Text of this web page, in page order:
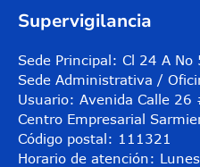
Supervigilancia
Sede Principal: Cl 24 A No
Sede Administrativa /
Usuario: Avenida Calle 26
Centro Empresarial
Código postal: 111321
Horario de atención: